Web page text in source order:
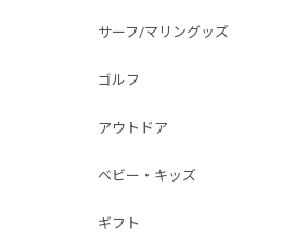
サーフ/マリングッズ
ゴルフ
アウトドア
ベビー・キッズ
ギフト